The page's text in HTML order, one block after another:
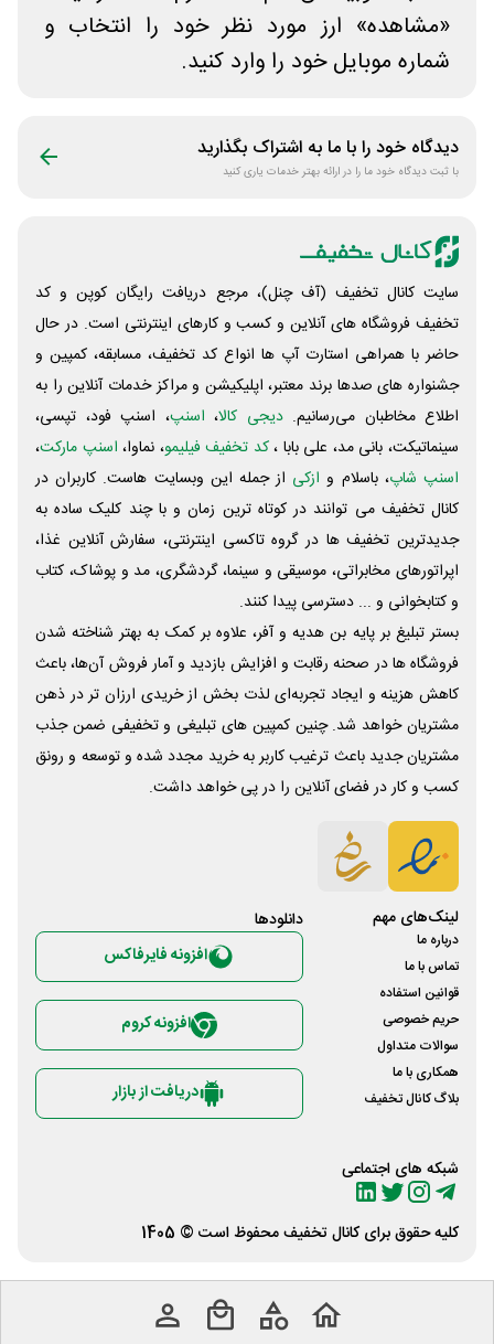
«مشاهده» ارز مورد نظر خود را انتخاب و
شماره موبایل خود را وارد کنید.
دیدگاه خود را با ما به اشتراک بگذارید
با ثبت دیدگاه خود ما را در ارائه بهتر خدمات یاری کنید
سایت کانال تخفیف (آف چنل)، مرجع دریافت رایگان کوپن و کد
تخفیف فروشگاه های آنلاین و کسب و‌ کارهای اینترنتی است. در حال
حاضر با همراهی استارت آپ ها انواع کد تخفیف، مسابقه، کمپین و
جشنواره های صدها برند معتبر، اپلیکیشن و مراکز خدمات آنلاین را به
اطلاع مخاطبان می‌رسانیم. دیجی کالا، اسنپ، اسنپ فود، تپسی،
سینماتیکت، بانی مد، علی‌ بابا ،کد تخفیف فیلیمو، نماوا، اسنپ مارکت،
اسنپ شاپ، باسلام و ازکی از جمله این وبسایت ‌هاست. کاربران در
کانال تخفیف می توانند در کوتاه ترین زمان و با چند کلیک ساده به
جدیدترین تخفیف ها در گروه تاکسی اینترنتی، سفارش آنلاین غذا،
اپراتورهای مخابراتی، موسیقی و سینما، گردشگری، مد و پوشاک، کتاب
و کتابخوانی و ... دسترسی پیدا کنند.
بستر تبلیغ بر پایه بن هدیه و آفر، علاوه بر کمک به بهتر شناخته شدن
فروشگاه ها در صحنه رقابت و افزایش بازدید و آمار فروش آن‌ها، باعث
کاهش هزینه و ایجاد تجربه‌ای لذت بخش از خریدی ارزان تر در ذهن
مشتریان خواهد شد. چنین کمپین های تبلیغی و تخفیفی ضمن جذب
مشتریان جدید باعث ترغیب کاربر به خرید مجدد شده و توسعه و رونق
کسب و کار در فضای آنلاین را در پی خواهد داشت.
لینک‌های مهم
درباره ما
تماس با ما
قوانین استفاده
حریم خصوصی
سوالات متداول
همکاری با ما
بلاگ کانال تخفیف
شبکه های اجتماعی
دانلود‌ها
افزونه فایرفاکس
افزونه کروم
دریافت از بازار
کلیه حقوق برای کانال تخفیفمحفوظ است © 1405